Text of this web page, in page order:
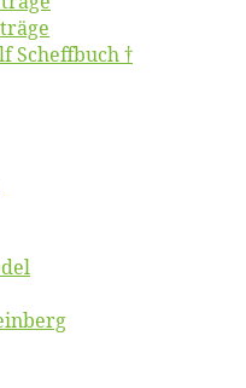
Scheffbuch †